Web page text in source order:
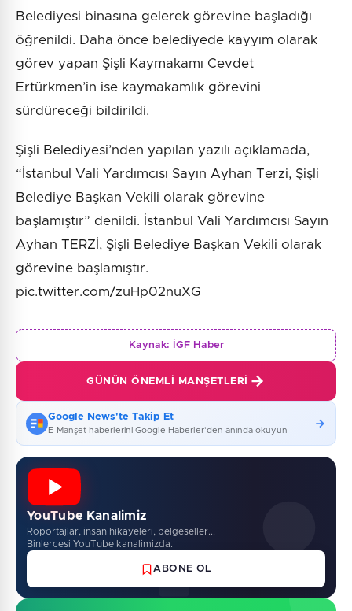
Belediyesi binasına gelerek görevine başladığı
öğrenildi. Daha önce belediyede kayyım olarak
görev yapan Şişli Kaymakamı Cevdet
Ertürkmen’in ise kaymakamlık görevini
sürdüreceği bildirildi.
Şişli Belediyesi’nden yapılan yazılı açıklamada,
“İstanbul Vali Yardımcısı Sayın Ayhan Terzi, Şişli
Belediye Başkan Vekili olarak görevine
başlamıştır” denildi. İstanbul Vali Yardımcısı Sayın
Ayhan TERZİ, Şişli Belediye Başkan Vekili olarak
görevine başlamıştır.
pic.twitter.com/zuHp02nuXG
Kaynak: İGF Haber
GÜNÜN ÖNEMLI MANŞETLERI
Google News'te Takip Et
E-Manşet haberlerini Google Haberler'den anında okuyun
YouTube Kanalimiz
Roportajlar, insan hikayeleri, belgeseller...
Binlercesi YouTube kanalimizda.
ABONE OL